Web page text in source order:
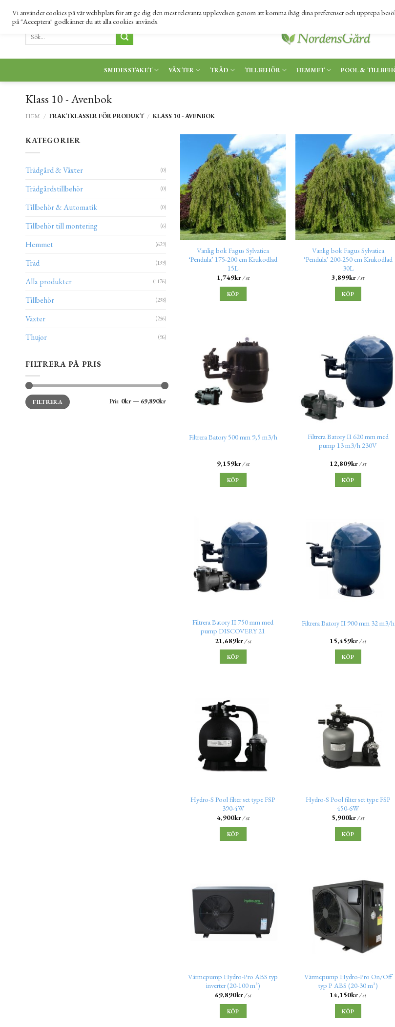
010 333 06 34 |
Sök
efter:
SMIDESSTAKET VÄXTER TRÄD TILLBEHÖR HEMMET POOL &
Klass 10 - Avenbok
HEM / FRAKTKLASSER FÖR PRODUKT / KLASS 10 - AVENBOK
KATEGORIER
Trädgård & Växter (0)
Trädgårdstillbehör (0)
Tillbehör & Automatik (0)
Tillbehör till montering (6)
Hemmet (629)
Träd (139)
Alla produkter (1176)
Tillbehör (238)
Växter (256)
Thujor (96)
FILTRERA PÅ PRIS
Min
pris
Max
prisFILTRERA Pris: 0kr— 69,890kr
Vanlig bok Fagus Sylvatica
‘Pendula’ 175-200 cm Krukodlad
15L
1,749kr/ st
KÖP
Vanlig bok Fagus Sylvatica
‘Pendula’ 200-250 cm Krukodlad
30L
3,899kr/ st
KÖP
Filtrera Batory 500 mm 9,5 m3/h
9,159kr/ st
KÖP
Filtrera Batory II 620 mm med
pump 13 m3/h 230V
12,809kr/ st
KÖP
Filtrera Batory II 750 mm med
pump DISCOVERY 21
21,689kr/ st
KÖP
Filtrera Batory II 900 mm 32 m3/h
15,459kr/ st
KÖP
Hydro-S Pool filter set type FSP
390-4W
4,900kr/ st
KÖP
Hydro-S Pool filter set type FSP
450-6W
5,900kr/ st
KÖP
Värmepump Hydro-Pro ABS typ
inverter (20-100 m³)
69,890kr/ st
KÖP
Värmepump Hydro-Pro On/Off
typ P ABS (20-30 m³)
14,150kr/ st
KÖP
Vi använder cookies på vår webbplats för att ge dig den mest relevanta upplevelsen genom att komma ihåg dina preferenser och upprepa
på "Acceptera" godkänner du att alla cookies används.